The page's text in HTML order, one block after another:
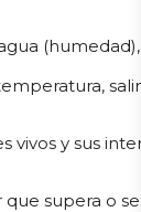
vivos y sus
supera o